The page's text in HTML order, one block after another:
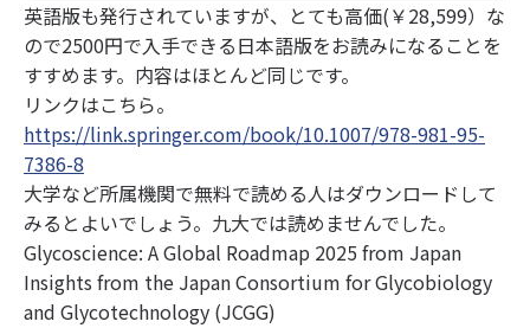
英語版も発行されていますが、とても高価(￥28,599）な
ので2500円で入手できる日本語版をお読みになることを
すすめます。内容はほとんど同じです。
リンクはこちら。
https://link.springer.com/book/10.1007/978-981-95-
7386-8
大学など所属機関で無料で読める人はダウンロードして
みるとよいでしょう。九大では読めませんでした。
Glycoscience: A Global Roadmap 2025 from Japan
Insights from the Japan Consortium for Glycobiology
and Glycotechnology (JCGG)